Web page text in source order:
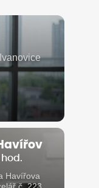
Havířova